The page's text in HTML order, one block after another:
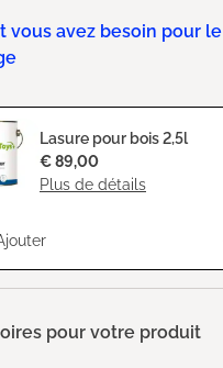
vous avez besoin pour le
Lasure pour bois 2,5l
Plus de détails
€ 89,00
pour votre produit